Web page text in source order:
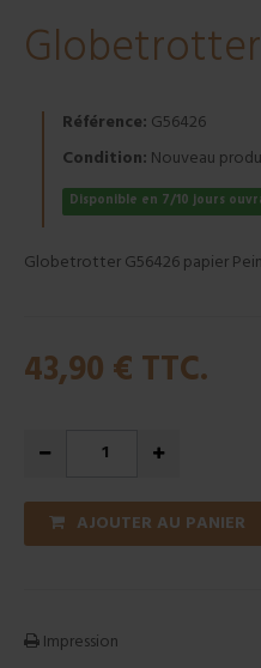
Référence: G56426
Condition: Nouveau
Disponible en 7/10 jours
Globetrotter G56426 papier
43,90 € TTC.
AJOUTER AU PANIER
Impression